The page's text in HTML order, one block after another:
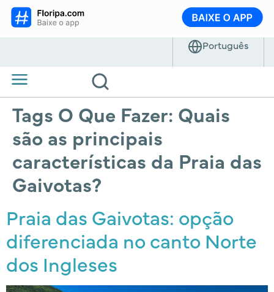
Tags O Que Fazer: Quais
são as principais
características da Praia das
Gaivotas?
Praia das Gaivotas: opção
diferenciada no canto Norte
dos Ingleses